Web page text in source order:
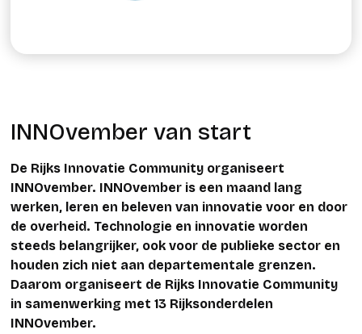
INNOvember van start
De Rijks Innovatie Community organiseert
INNOvember. INNOvember is een maand lang
werken, leren en beleven van innovatie voor en door
de overheid. Technologie en innovatie worden
steeds belangrijker, ook voor de publieke sector en
houden zich niet aan departementale grenzen.
Daarom organiseert de Rijks Innovatie Community
in samenwerking met 13 Rijksonderdelen
INNOvember.